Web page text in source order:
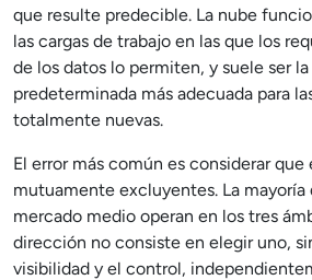
que resulte predecible. La nube
las cargas de trabajo en las que los
de los datos lo permiten, y suele ser
predeterminada más adecuada para
totalmente nuevas.
El error más común es considerar que
mutuamente excluyentes. La mayoría
mercado medio operan en los tres
dirección no consiste en elegir uno,
visibilidad y el control,